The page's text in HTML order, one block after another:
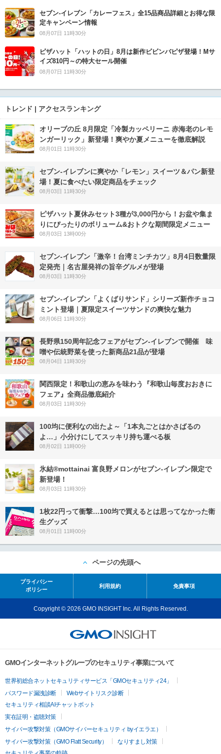
セブン‐イレブン「カレーフェス」全15品商品詳細とお得な限
定キャンペーン情報
08月07日 11時30分
ピザハット「ハットの日」8月は新作ビビンバピザ登場！Mサ
イズ810円～の特大セール開催
08月07日 11時30分
トレンド | アクセスランキング
オリーブの丘 8月限定「冷製カッペリーニ 赤海老のレモ
ンガーリック」新登場！爽やか夏メニューを徹底解説
08月01日 11時30分
セブン‐イレブンに爽やか「レモン」スイーツ＆パン新登
場！夏に食べたい限定商品をチェック
08月03日 11時30分
ピザハット夏休みセット3種が3,000円から！お盆や集ま
りにぴったりのボリューム&おトクな期間限定メニュー
08月03日 13時00分
セブン-イレブン「激辛！台湾ミンチカツ」8月4日数量限
定発売｜名古屋発祥の旨辛グルメが登場
08月03日 11時30分
セブン‐イレブン「よくばりサンド」シリーズ新作チョコ
ミント登場｜夏限定スイーツサンドの爽快な魅力
08月06日 11時30分
長野県150周年記念フェアがセブン-イレブンで開催 味
噌や伝統野菜を使った新商品21品が登場
08月04日 11時30分
関西限定！和歌山の恵みを味わう『和歌山毎度おおきに
フェア』全商品徹底紹介
08月03日 11時30分
100均に便利なの出たよ～「1本丸ごとはかさばるの
よ…」小分けにしてスッキリ持ち運べる板
08月02日 11時00分
氷結®mottainai 富良野メロンがセブン‐イレブン限定で
新登場！
08月03日 11時30分
1枚22円って衝撃…100均で買えるとは思ってなかった衛
生グッズ
08月01日 11時00分
ページの先頭へ
プライバシー
ポリシー
利用規約 免責事項
Copyright © 2026 GMO INSIGHT Inc. All Rights Reserved.
GMOインターネットグループのセキュリティ事業について
世界初総合ネットセキュリティサービス「GMOセキュリティ24」
パスワード漏洩診断
Webサイトリスク診断
セキュリティ相談AIチャットボット
実在証明・盗聴対策
サイバー攻撃対策（GMOサイバーセキュリティ byイエラエ）
サイバー攻撃対策（GMO Flatt Security）
なりすまし対策